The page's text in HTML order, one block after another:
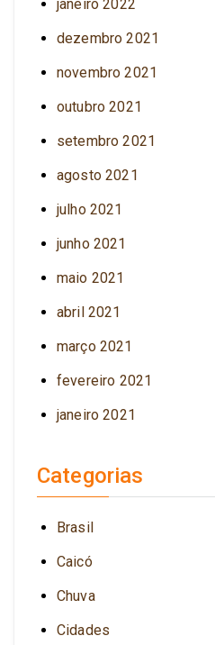
janeiro 2022
dezembro 2021
novembro 2021
outubro 2021
setembro 2021
agosto 2021
julho 2021
junho 2021
maio 2021
abril 2021
março 2021
fevereiro 2021
janeiro 2021
Categorias
Brasil
Caicó
Chuva
Cidades